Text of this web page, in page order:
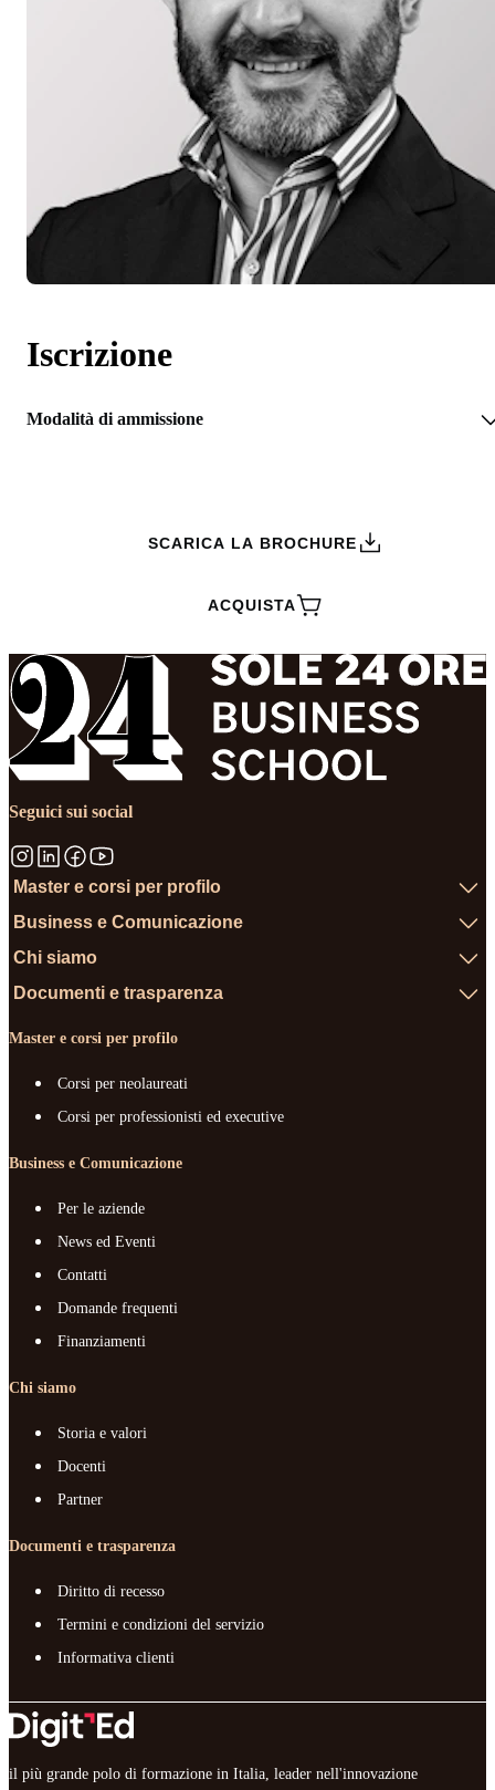
Iscrizione
Modalità di ammissione
SCARICA LA BROCHURE
ACQUISTA
Seguici sui social
Master e corsi per profilo
Business e Comunicazione
Chi siamo
Documenti e trasparenza
Master e corsi per profilo
Corsi per neolaureati
Corsi per professionisti ed executive
Business e Comunicazione
Per le aziende
News ed Eventi
Contatti
Domande frequenti
Finanziamenti
Chi siamo
Storia e valori
Docenti
Partner
Documenti e trasparenza
Diritto di recesso
Termini e condizioni del servizio
Informativa clienti
il più grande polo di formazione in Italia, leader nell'innovazione